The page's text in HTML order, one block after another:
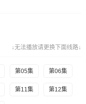
↓无法播放请更换下面线路↓
第05集 第06集
第11集 第12集